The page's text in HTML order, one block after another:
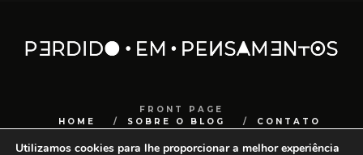
FRONT PAGE
HOME
SOBRE O BLOG CONTATO
COPYRIGHTSANCHOCOM
Utilizamos cookies para lhe proporcionar a melhor experiência